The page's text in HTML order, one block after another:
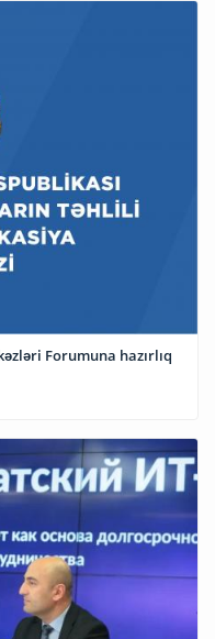
Forumuna hazırlıq